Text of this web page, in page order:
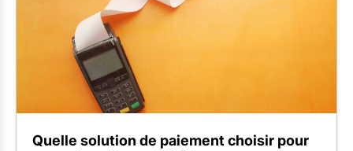
Quelle solution de paiement choisir pour